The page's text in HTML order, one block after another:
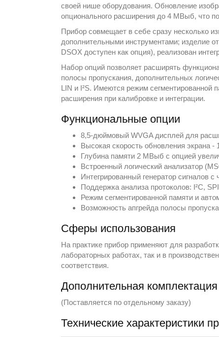
своей нише оборудования. Обновление
опционального расширения до 4 МВыб, что
Прибор совмещает в себе сразу несколько
дополнительными инструментами; изделие
DSOX доступен как опция), реализован
Набор опций позволяет расширять
полосы пропускания, дополнительных
LIN и I²S. Имеются режим сегментированной
расширения при калибровке и интеграции.
Функциональные опции
8,5-дюймовый WVGA дисплей для
Высокая скорость обновления экрана -
Глубина памяти 2 МВыб с опцией
Встроенный логический анализатор
Интегрированный генератор сигналов с
Поддержка анализа протоколов: I²C,
Режим сегментированной памяти и
Возможность апгрейда полосы
Сферы использования
На практике прибор применяют для
лабораторных работах, так и в
соответствия.
Дополнительная
(Поставляется по отдельному заказу)
Технические характеристики